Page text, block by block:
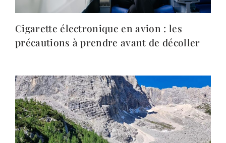
Cigarette électronique en avion : les
précautions à prendre avant de décoller